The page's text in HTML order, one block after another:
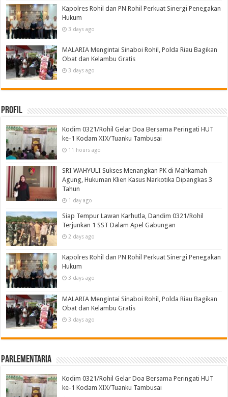
Kapolres Rohil dan PN Rohil Perkuat Sinergi Penegakan
Hukum
3 days ago
MALARIA Mengintai Sinaboi Rohil, Polda Riau Bagikan
Obat dan Kelambu Gratis
3 days ago
Profil
Kodim 0321/Rohil Gelar Doa Bersama Peringati HUT
ke-1 Kodam XIX/Tuanku Tambusai
11 hours ago
SRI WAHYULI Sukses Menangkan PK di Mahkamah
Agung, Hukuman Klien Kasus Narkotika Dipangkas 3
Tahun
1 day ago
Siap Tempur Lawan Karhutla, Dandim 0321/Rohil
Terjunkan 1 SST Dalam Apel Gabungan
2 days ago
Kapolres Rohil dan PN Rohil Perkuat Sinergi Penegakan
Hukum
3 days ago
MALARIA Mengintai Sinaboi Rohil, Polda Riau Bagikan
Obat dan Kelambu Gratis
3 days ago
Parlementaria
Kodim 0321/Rohil Gelar Doa Bersama Peringati HUT
ke-1 Kodam XIX/Tuanku Tambusai